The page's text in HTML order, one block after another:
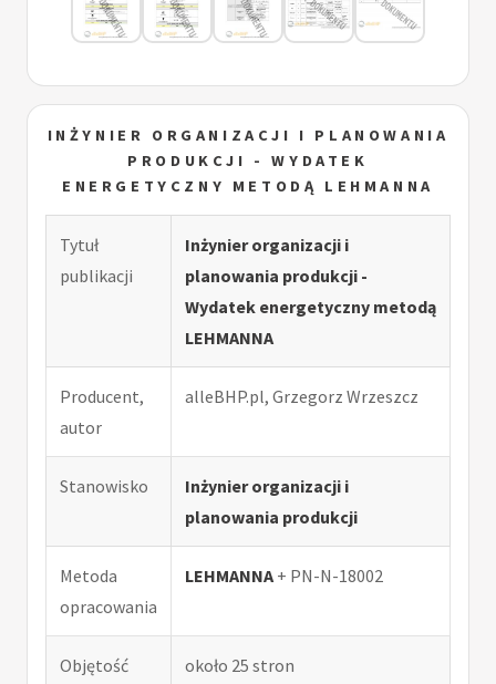
INŻYNIER ORGANIZACJI I PLANOWANIA
PRODUKCJI - WYDATEK
ENERGETYCZNY METODĄ LEHMANNA
Tytuł
publikacji
Inżynier organizacji i
planowania produkcji -
Wydatek energetyczny metodą
LEHMANNA
Producent,
autor
alleBHP.pl, Grzegorz Wrzeszcz
Stanowisko
Inżynier organizacji i
planowania produkcji
Metoda
opracowania
LEHMANNA + PN-N-18002
Objętość około 25 stron